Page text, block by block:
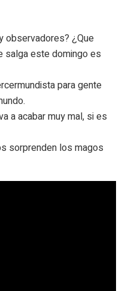
observadores? ¿Que
salga este domingo es
para gente
a acabar muy mal, si es
sorprenden los magos